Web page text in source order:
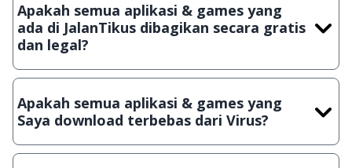
Apakah semua aplikasi & games yang
ada di JalanTikus dibagikan secara gratis
dan legal?
Ya, JalanTikus hanya membagikan aplikasi & games yang
crack, patch atau semacamnya.
Apakah semua aplikasi & games yang
Saya download terbebas dari Virus?
Ya, JalanTikus selalu melakukan scanning dengan 3 jenis